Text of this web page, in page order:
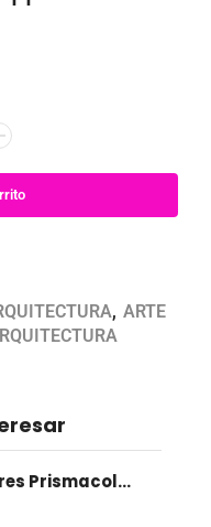
, ARTE
Lápices De Colores Prismacolor Junior Con 12 Dual